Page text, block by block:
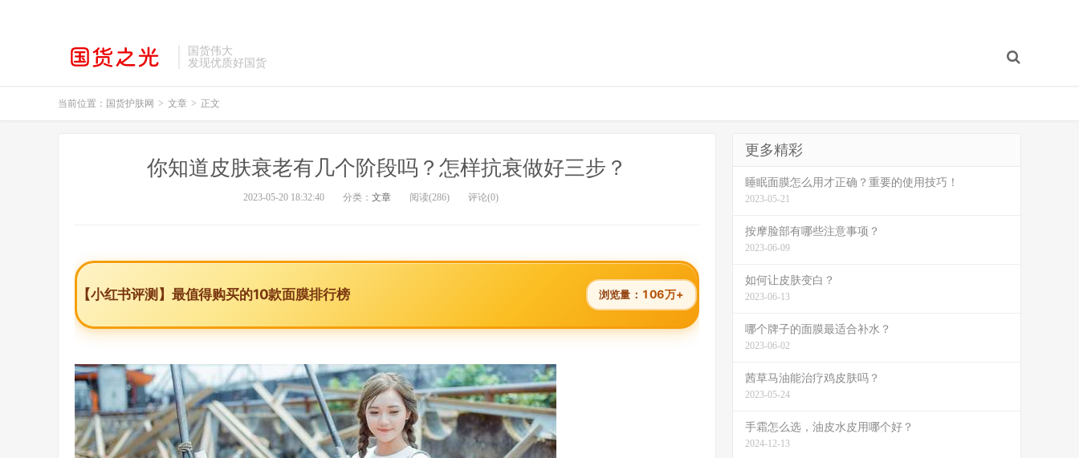
国货伟大
发现优质好国货
当前位置： 国货护肤网 > 文章 > 正文
你知道皮肤衰老有几个阶段吗？怎样抗衰做好三步？
2023-05-20 18:32:40 分类： 文章 阅读(286) 评论(0)
【小红书评测】最值得购买的10款面膜排行榜 浏览量： 106万+
更多精彩
睡眠面膜怎么用才正确？重要的使用技巧！
2023-05-21
按摩脸部有哪些注意事项？
2023-06-09
如何让皮肤变白？
2023-06-13
哪个牌子的面膜最适合补水？
2023-06-02
茜草马油能治疗鸡皮肤吗？
2023-05-24
手霜怎么选，油皮水皮用哪个好？
2024-12-13